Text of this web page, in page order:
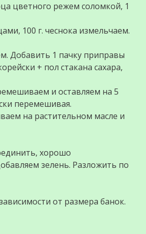
цветного режем соломкой, 1
100 г. чеснока измельчаем.
Добавить 1 пачку приправы
+ пол стакана сахара,
и оставляем на 5
перемешивая.
на растительном масле и
хорошо
зелень. Разложить по
от размера банок.